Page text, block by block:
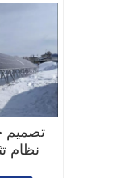
تصميم
نظام